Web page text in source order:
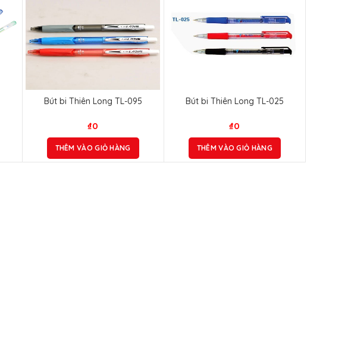
Bút bi Thiên Long TL-095
₫0
THÊM VÀO GIỎ HÀNG
Bút bi Thiên Long TL-025
₫0
THÊM VÀO GIỎ HÀNG